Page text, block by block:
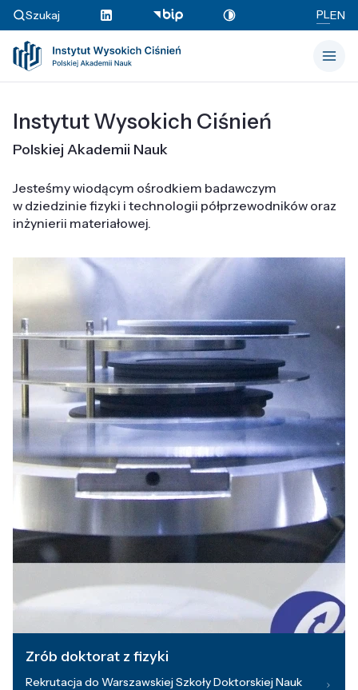
Szukaj PLEN
Instytut Wysokich Ciśnień
Polskiej Akademii Nauk
Jesteśmy wiodącym ośrodkiem badawczym
w dziedzinie fizyki i technologii półprzewodników oraz
inżynierii materiałowej.
Zrób doktorat z fizyki
Rekrutacja do Warszawskiej Szkoły Doktorskiej Nauk